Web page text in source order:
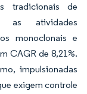
tradicionais de
as atividades
monoclonais e
CAGR de 8,21%.
impulsionadas
exigem controle